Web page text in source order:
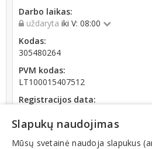
Darbo laikas:
uždaryta iki V: 08:00
Kodas:
305480264
PVM kodas:
LT100015407512
Registracijos data:
Darbuotojų skaičius:
iki 10 darbuotojų
Slapukų naudojimas
Mūsų svetainė naudoja slapukus